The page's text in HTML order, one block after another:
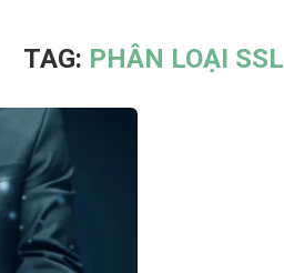
TAG: PHÂN LOẠI SSL